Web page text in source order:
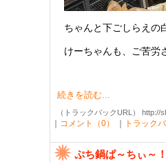
ちゃんと下ごしらえの
けーちゃんも、ご苦労
続きを読む...
（トラックバックURL）
コメント（0） トラック
ぷち鍋ぱ～ちぃ～